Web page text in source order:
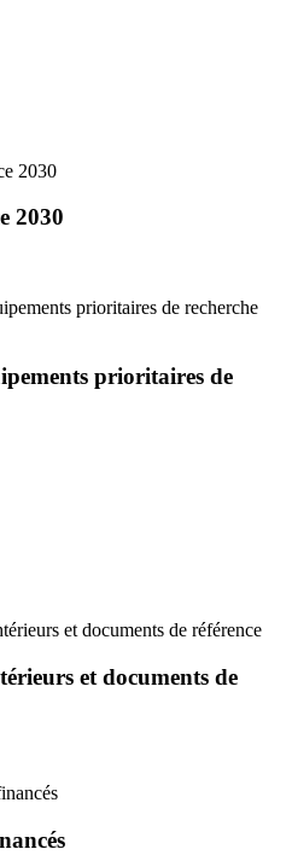
2030
2030
prioritaires de recherche
prioritaires de
et documents de référence
et documents de